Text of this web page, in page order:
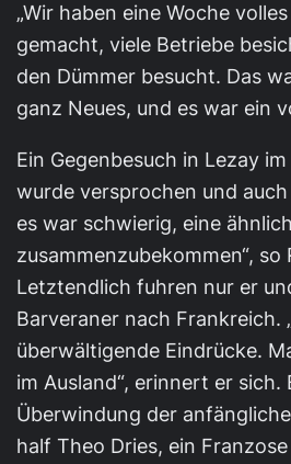
„Wir haben eine Woche
gemacht, viele Betriebe
den Dümmer besucht. Das
ganz Neues, und es war ein
Ein Gegenbesuch in Lezay
wurde versprochen und
es war schwierig, eine
zusammenzubekommen“, so
Letztendlich fuhren nur er
Barveraner nach Frankreich.
überwältigende Eindrücke.
im Ausland“, erinnert er sich.
Überwindung der
half Theo Dries, ein